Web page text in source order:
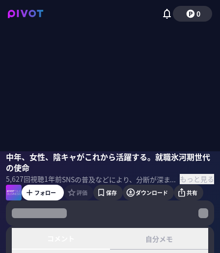
0
中年、女性、陰キャがこれから活躍する。就職氷河期世代
の使命
5,627回視聴1年前 SNSの普及などにより、分断が深まっている。罵り合うのではなく、問題を解決するために、令和の時代にはどんな議論と思考が必要なのか？経営コンサルタントで思想家、『論破という病』の著者である倉本圭造氏に話を聞いた。 ＜ゲスト＞ 倉本圭造｜経営コンサルタント・経済思想家 京都大学卒業。マッキンゼー入社後、「グローバリズム的思考法」と「日本社会の現実」を相乗効果的関係に持ち込む新しい視座の必要性を痛感。その探求のため肉体労働現場やホストクラブにまで潜入したフィールドワークや船井総研を経て独立。 ＜参考書籍＞ 『論破という病』 ※このリンクはAmazonアソシエイトリンクを使用しています もっと見る
倉本圭造佐々木紀彦
フォロー 評価 保存 ダウンロード 共有
自分メモ